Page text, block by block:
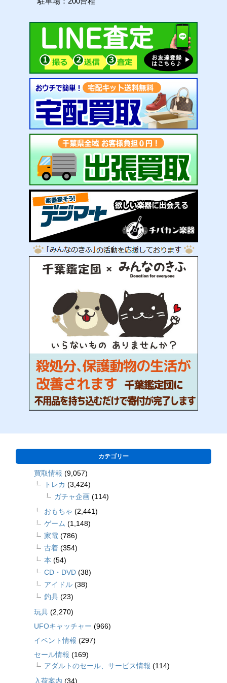
カテゴリー
買取情報 (9,057)
トレカ (3,424)
ガチャ企画 (114)
おもちゃ (2,441)
ゲーム (1,148)
家電 (786)
古着 (354)
本 (54)
CD・DVD (38)
アイドル (38)
釣具 (23)
玩具 (2,270)
UFOキャッチャー (966)
イベント情報 (297)
セール情報 (169)
アダルトのセール、サービス情報 (114)
入荷案内 (34)